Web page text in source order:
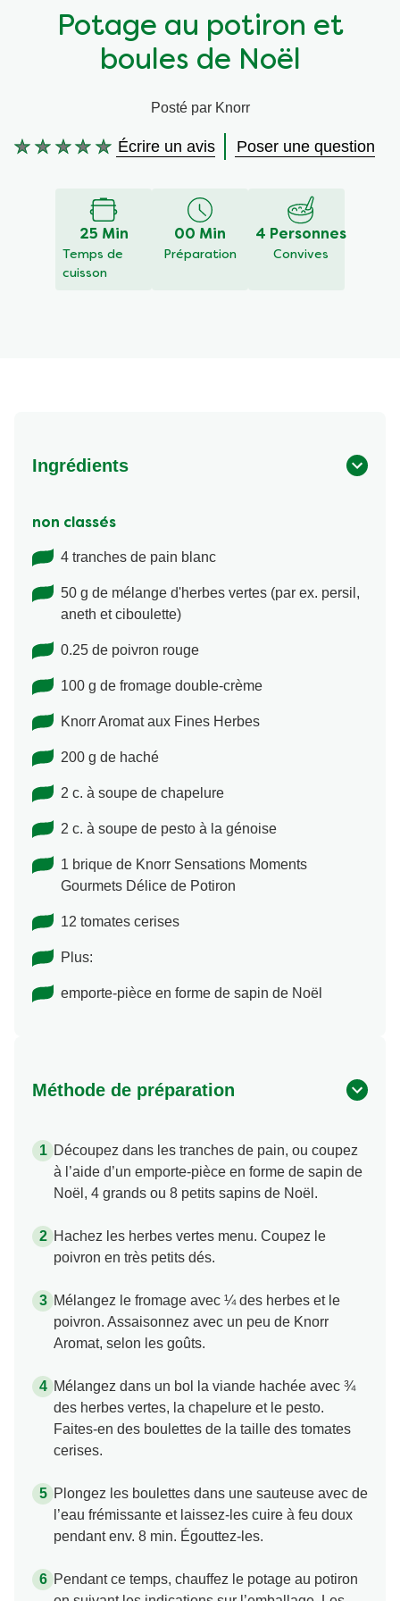
Végétarien
Wraps aux légumes
Aides culinaires
Prêt à l'emploi
Potage au potiron et
boules de Noël
Posté par Knorr
Aucune
Écrire un avis Poser une question
25 Min
Temps de
cuisson
00 Min
Préparation
4 Personnes
Convives
Ingrédients
non classés
4 tranches de pain blanc
50 g de mélange d'herbes vertes (par ex. persil,
aneth et ciboulette)
0.25 de poivron rouge
100 g de fromage double-crème
Knorr Aromat aux Fines Herbes
200 g de haché
2 c. à soupe de chapelure
2 c. à soupe de pesto à la génoise
1 brique de Knorr Sensations Moments
Gourmets Délice de Potiron
12 tomates cerises
Plus:
emporte-pièce en forme de sapin de Noël
Méthode de préparation
Découpez dans les tranches de pain, ou coupez
à l’aide d’un emporte-pièce en forme de sapin de
Noël, 4 grands ou 8 petits sapins de Noël.
Hachez les herbes vertes menu. Coupez le
poivron en très petits dés.
Mélangez le fromage avec ¼ des herbes et le
poivron. Assaisonnez avec un peu de Knorr
Aromat, selon les goûts.
Mélangez dans un bol la viande hachée avec ¾
des herbes vertes, la chapelure et le pesto.
Faites-en des boulettes de la taille des tomates
cerises.
Plongez les boulettes dans une sauteuse avec de
l’eau frémissante et laissez-les cuire à feu doux
pendant env. 8 min. Égouttez-les.
Pendant ce temps, chauffez le potage au potiron